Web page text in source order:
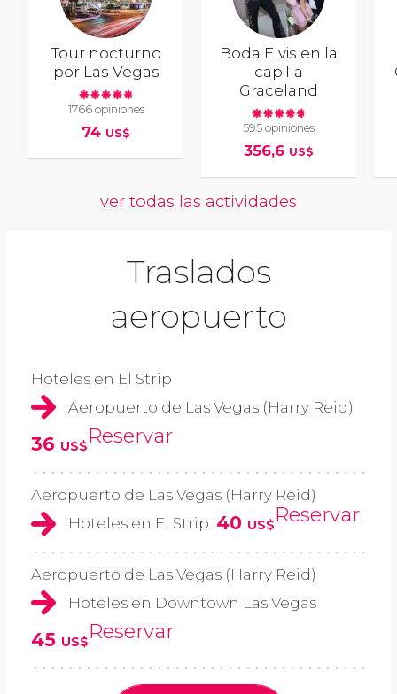
Tour nocturno
por Las Vegas
1766 opiniones
74 US$
Boda Elvis en la
capilla
Graceland
595 opiniones
356,6 US$
ver todas las actividades
Traslados
aeropuerto
Hoteles en El Strip
Aeropuerto de Las Vegas (Harry Reid)
36 US$Reservar
Aeropuerto de Las Vegas (Harry Reid)
Hoteles en El Strip 40 US$Reservar
Aeropuerto de Las Vegas (Harry Reid)
Hoteles en Downtown Las Vegas
45 US$Reservar